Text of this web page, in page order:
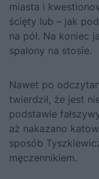
miasta i
ścięty lub – jak
na pół. Na koniec
spalony na stosie.
Nawet po
twierdził, że jest
podstawie
aż nakazano
sposób
męczennikiem.